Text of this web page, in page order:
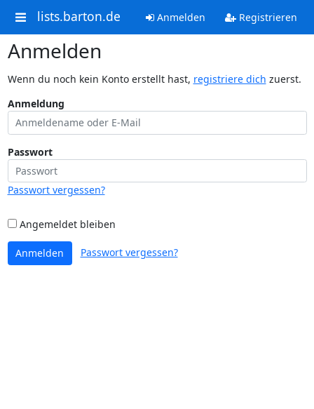
lists.barton.de Anmelden Registrieren
Anmelden
Wenn du noch kein Konto erstellt hast, registriere dich zuerst.
Anmeldung
Passwort
Passwort vergessen?
Angemeldet bleiben
Anmelden Passwort vergessen?